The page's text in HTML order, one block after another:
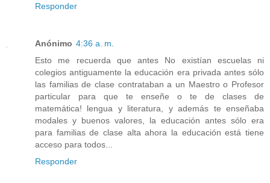
Responder
Anónimo 4:36 a. m.
Esto me recuerda que antes No existían escuelas ni
colegios antiguamente la educación era privada antes sólo
las familias de clase contrataban a un Maestro o Profesor
particular para que te enseñe o te de clases de
matemática! lengua y literatura, y además te enseñaba
modales y buenos valores, la educación antes sólo era
para familias de clase alta ahora la educación está tiene
acceso para todos...
Responder